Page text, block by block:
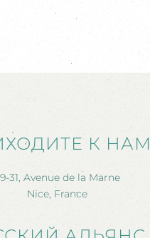
К НАМ
31, Avenue de la Marne
Nice, France